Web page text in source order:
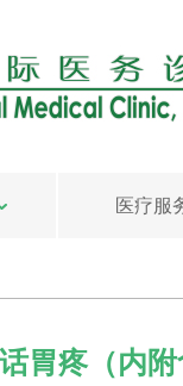
医疗服
胃疼（内